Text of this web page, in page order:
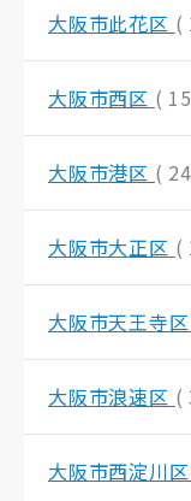
大阪市此花区 (
大阪市西区 (
大阪市港区 (
大阪市大正区 (
大阪市天王寺区
大阪市浪速区 (
大阪市西淀川区